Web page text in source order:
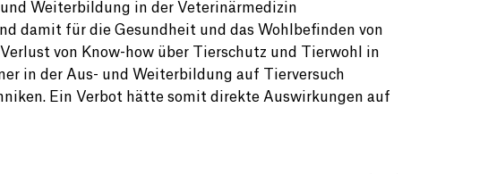
Weiterbildung in der Veterinärmedizin
damit für die Gesundheit und das Wohlbefinden von
von Know-how über Tierschutz und Tierwohl in
in der Aus- und Weiterbildung auf Tierversuch
Ein Verbot hätte somit direkte Auswirkungen auf